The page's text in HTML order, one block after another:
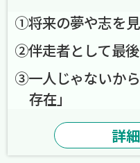
➀将来の夢や志を見
➁伴走者として最後
➂一人じゃないか
存在」
詳